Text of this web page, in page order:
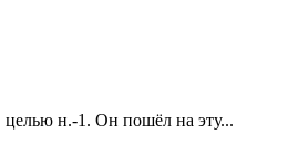
целью н.-1. Он пошёл на эту...